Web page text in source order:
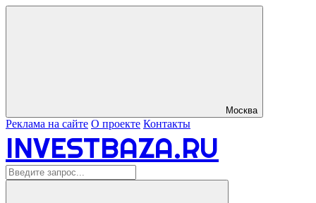
Москва
Реклама на сайте О проекте Контакты
INVESTBAZA.RU